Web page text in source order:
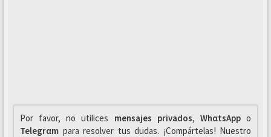
Por favor, no utilices mensajes privados, WhαtsAppo
Telegrαm para resolver tus dudas. ¡Compártelas! Nuestro